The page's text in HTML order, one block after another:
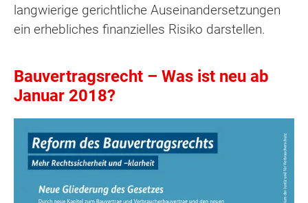
langwierige gerichtliche Auseinandersetzungen
ein erhebliches finanzielles Risiko darstellen.
Bauvertragsrecht – Was ist neu ab
Januar 2018?